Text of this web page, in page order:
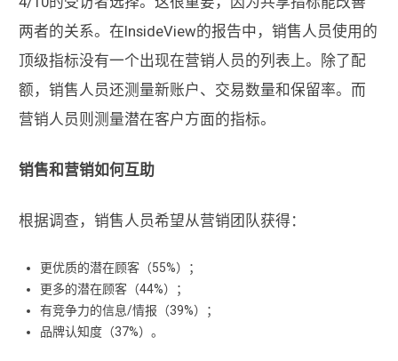
两者的关系。在InsideView的报告中，销售人员使用的
顶级指标没有一个出现在营销人员的列表上。除了配
额，销售人员还测量新账户、交易数量和保留率。而
营销人员则测量潜在客户方面的指标。
销售和营销如何互助
根据调查，销售人员希望从营销团队获得：
更优质的潜在顾客（55%）；
更多的潜在顾客（44%）；
有竞争力的信息/情报（39%）；
品牌认知度（37%）。